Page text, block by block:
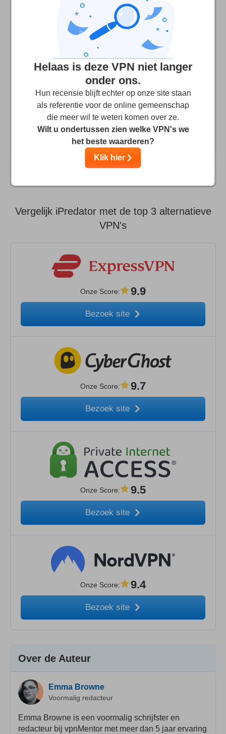
Anoniem
Been using their service for years. Frequent disconnects
in Windows disappeared when I started using a proper
VPN client. All the info you need to make it work is in their
FAQ. Check out their guides, too. The how-to section
about using Bitcoins is worth reading if you are not
familiar with the topic.
Vergelijk iPredator met de top 3 alternatieve
VPN's
Onze Score: 9.9
Bezoek site
Onze Score: 9.7
Bezoek site
Onze Score: 9.5
Bezoek site
Onze Score: 9.4
Bezoek site
Over de Auteur
Emma Browne
Voormalig redacteur
Emma Browne is een voormalig schrijfster en
redacteur bij vpnMentor met meer dan 5 jaar ervaring
Helaas is deze VPN niet langer
onder ons.
Hun recensie blijft echter op onze site staan
als referentie voor de online gemeenschap
die meer wil te weten komen over ze.
Wilt u ondertussen zien welke VPN's we
het beste waarderen?
Klik hier